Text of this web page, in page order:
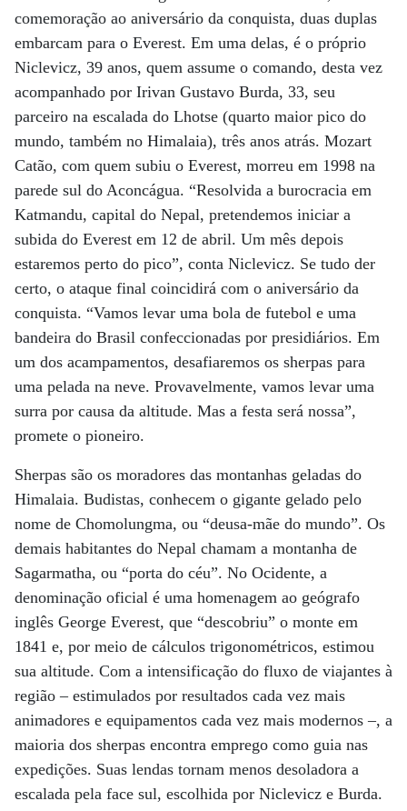
comemoração ao aniversário da conquista, duas duplas
embarcam para o Everest. Em uma delas, é o próprio
Niclevicz, 39 anos, quem assume o comando, desta vez
acompanhado por Irivan Gustavo Burda, 33, seu
parceiro na escalada do Lhotse (quarto maior pico do
mundo, também no Himalaia), três anos atrás. Mozart
Catão, com quem subiu o Everest, morreu em 1998 na
parede sul do Aconcágua. “Resolvida a burocracia em
Katmandu, capital do Nepal, pretendemos iniciar a
subida do Everest em 12 de abril. Um mês depois
estaremos perto do pico”, conta Niclevicz. Se tudo der
certo, o ataque final coincidirá com o aniversário da
conquista. “Vamos levar uma bola de futebol e uma
bandeira do Brasil confeccionadas por presidiários. Em
um dos acampamentos, desafiaremos os sherpas para
uma pelada na neve. Provavelmente, vamos levar uma
surra por causa da altitude. Mas a festa será nossa”,
promete o pioneiro.
Sherpas são os moradores das montanhas geladas do
Himalaia. Budistas, conhecem o gigante gelado pelo
nome de Chomolungma, ou “deusa-mãe do mundo”. Os
demais habitantes do Nepal chamam a montanha de
Sagarmatha, ou “porta do céu”. No Ocidente, a
denominação oficial é uma homenagem ao geógrafo
inglês George Everest, que “descobriu” o monte em
1841 e, por meio de cálculos trigonométricos, estimou
sua altitude. Com a intensificação do fluxo de viajantes à
região – estimulados por resultados cada vez mais
animadores e equipamentos cada vez mais modernos –, a
maioria dos sherpas encontra emprego como guia nas
expedições. Suas lendas tornam menos desoladora a
escalada pela face sul, escolhida por Niclevicz e Burda.